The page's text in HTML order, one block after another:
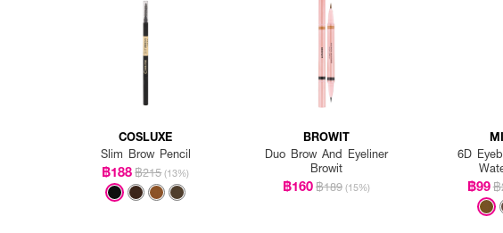
COSLUXE
Slim Brow Pencil
฿188฿215 (13%)
BROWIT
Duo Brow And Eyeliner
Browit
฿160฿189 (15%)
6D
฿99฿